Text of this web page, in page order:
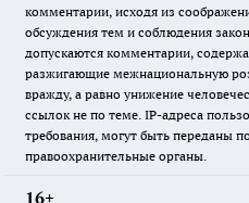
комментарии, исходя из
обсуждения тем и соблюдения
допускаются комментарии,
разжигающие межнациональную
вражду, а равно унижение
ссылок не по теме. IP-адреса
требования, могут быть переданы
правоохранительные органы.
16+